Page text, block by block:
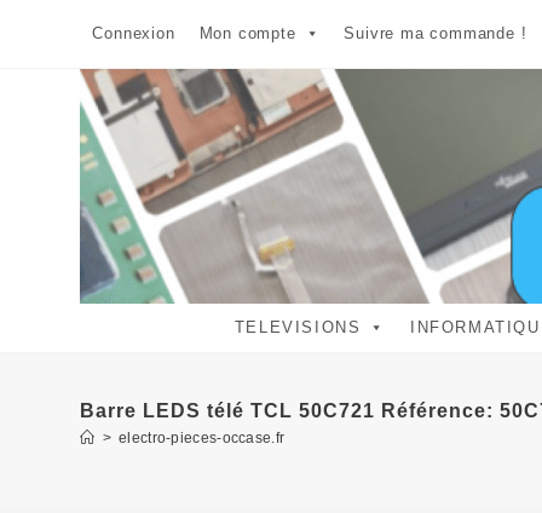
Connexion Mon compte Suivre ma commande !
TELEVISIONS
Barre LEDS télé TCL 50C721 Référence:
> electro-pieces-occase.fr